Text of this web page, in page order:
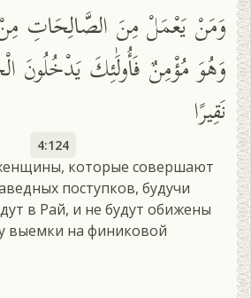
وَمَنْ يَعْمَلْ مِنَ الصَّالِحَاتِ
وَهُوَ مُؤْمِنٌ فَأُولَٰئِكَ يَدْخُلُونَ
نَقِيرًا
4:124
которые совершают
поступков, будучи
в Рай, и не будут обижены
выемки на финиковой